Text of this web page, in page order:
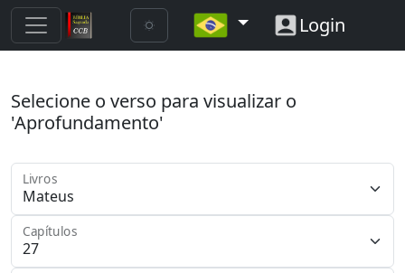
Login
Selecione o verso para visualizar o
'Aprofundamento'
Livros
Capítulos